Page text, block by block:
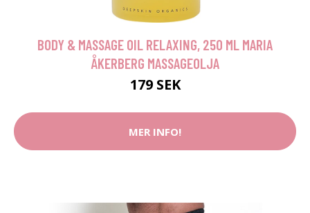
BODY & MASSAGE OIL RELAXING, 250 ML MARIA
ÅKERBERG MASSAGEOLJA
179 SEK
MER INFO!